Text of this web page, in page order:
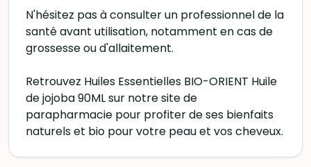
N'hésitez pas à consulter un professionnel de la
santé avant utilisation, notamment en cas de
grossesse ou d'allaitement.
Retrouvez Huiles Essentielles BIO-ORIENT Huile
de jojoba 90ML sur notre site de
parapharmacie pour profiter de ses bienfaits
naturels et bio pour votre peau et vos cheveux.